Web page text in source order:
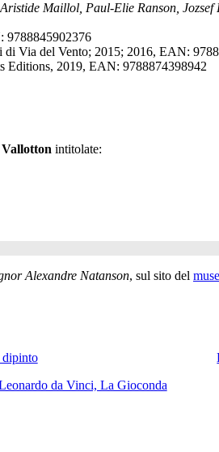
Maillol, Paul-Elie Ranson,
9788845902376
di Via del Vento; 2015; 2016, EAN:
Editions, 2019, EAN: 9788874398942
intitolate:
Alexandre Natanson, sul sito del
dipinto